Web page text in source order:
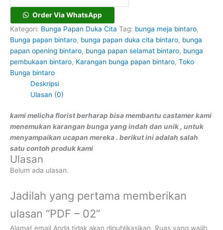
Order Via WhatsApp
Kategori: Bunga Papan Duka Cita Tag: bunga meja bintaro,
Bunga papan bintaro, bunga papan duka cita bintaro, bunga
papan opening bintaro, bunga papan selamat bintaro, bunga
pembukaan bintaro, Karangan bunga papan bintaro, Toko
Bunga bintaro
Deskripsi
Ulasan (0)
kami melicha florist berharap bisa membantu castamer kami
menemukan karangan bunga yang indah dan unik , untuk
menyampaikan ucapan mereka . berikut ini adalah salah
satu contoh produk kami
Ulasan
Belum ada ulasan.
Jadilah yang pertama memberikan
ulasan “PDF – 02”
Alamat email Anda tidak akan dipublikasikan. Ruas yang wajib